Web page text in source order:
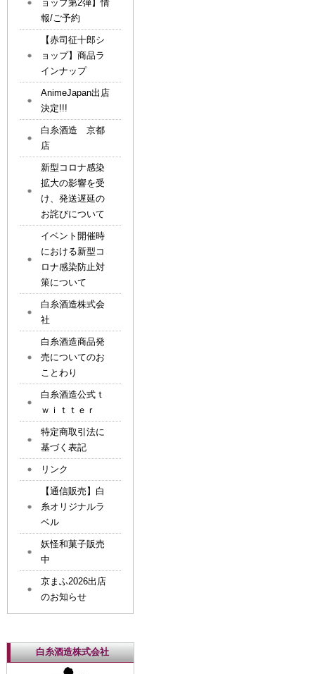
ョップ第2弾】情
報/ご予約
【赤司征十郎シ
ョップ】商品ラ
インナップ
AnimeJapan出店
決定!!!
白糸酒造 京都
店
新型コロナ感染
拡大の影響を受
け、発送遅延の
お詫びについて
イベント開催時
における新型コ
ロナ感染防止対
策について
白糸酒造株式会
社
白糸酒造商品発
売についてのお
ことわり
白糸酒造公式ｔ
ｗｉｔｔｅｒ
特定商取引法に
基づく表記
リンク
【通信販売】白
糸オリジナルラ
ベル
妖怪和菓子販売
中
京まふ2026出店
のお知らせ
白糸酒造株式会社